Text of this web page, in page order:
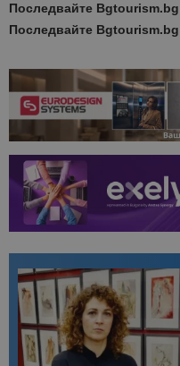
Последвайте
Последвайте